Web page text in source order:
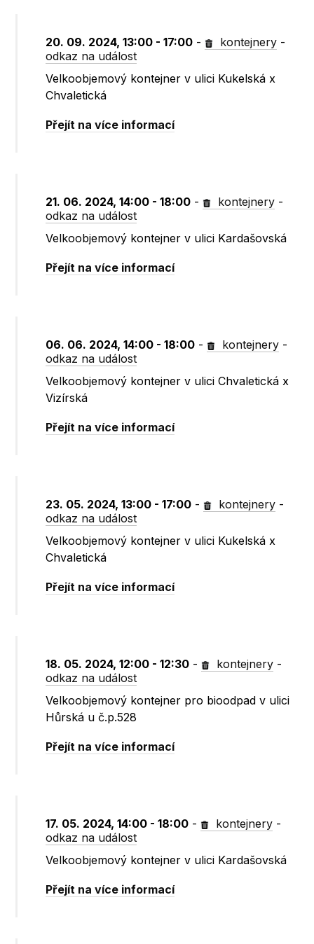
20. 09. 2024, 13:00 - 17:00 - kontejnery -
odkaz na událost
Velkoobjemový kontejner v ulici Kukelská x
Chvaletická
Přejít na více informací
21. 06. 2024, 14:00 - 18:00 - kontejnery -
odkaz na událost
Velkoobjemový kontejner v ulici Kardašovská
Přejít na více informací
06. 06. 2024, 14:00 - 18:00 - kontejnery -
odkaz na událost
Velkoobjemový kontejner v ulici Chvaletická x
Vizírská
Přejít na více informací
23. 05. 2024, 13:00 - 17:00 - kontejnery -
odkaz na událost
Velkoobjemový kontejner v ulici Kukelská x
Chvaletická
Přejít na více informací
18. 05. 2024, 12:00 - 12:30 - kontejnery -
odkaz na událost
Velkoobjemový kontejner pro bioodpad v ulici
Hůrská u č.p.528
Přejít na více informací
17. 05. 2024, 14:00 - 18:00 - kontejnery -
odkaz na událost
Velkoobjemový kontejner v ulici Kardašovská
Přejít na více informací